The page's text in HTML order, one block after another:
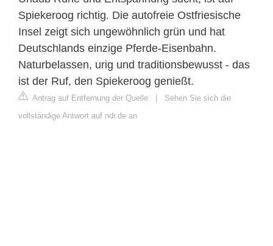
Spiekeroog richtig. Die autofreie Ostfriesische
Insel zeigt sich ungewöhnlich grün und hat
Deutschlands einzige Pferde-Eisenbahn.
Naturbelassen, urig und traditionsbewusst - das
ist der Ruf, den Spiekeroog genießt.
Antrag auf Entfernung der Quelle | Sehen Sie sich die
vollständige Antwort auf ndr.de an